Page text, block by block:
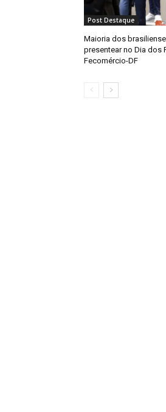
Post Destaque
Maioria dos
presentear no Dia dos
Fecomércio-DF